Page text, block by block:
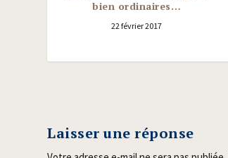
bien ordinaires…
22 février 2017
Laisser une réponse